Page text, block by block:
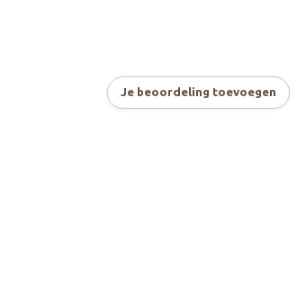
Je beoordeling toevoegen